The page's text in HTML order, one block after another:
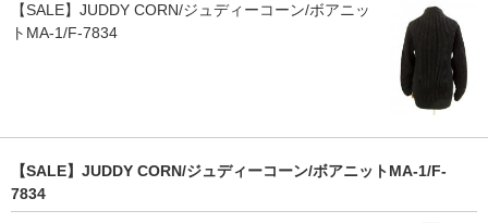
【SALE】JUDDY CORN/ジュディーコーン/ボアニッ
トMA-1/F-7834
【SALE】JUDDY CORN/ジュディーコーン/ボアニットMA-1/F-
7834